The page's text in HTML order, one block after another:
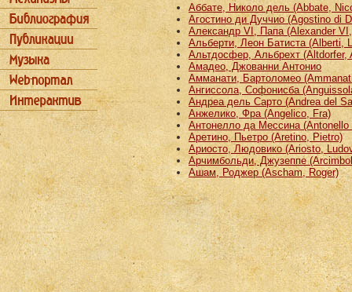
Аббате, Николо дель (Abbate,
Агостино ди Дуччио (Agostino di
Александр VI, Папа (Alexander
Альберти, Леон Батиста (Alberti,
Альтдосфер, Альбрехт (Altdorfer,
Амадео, Джованни Антонио
Амманати, Бартоломео
Ангиссола, Софонисба
Андреа дель Сарто (Andrea del
Анжелико, Фра (Angelico, Fra)
Антонелло да Мессина (Antonello
Аретино, Пьетро (Aretino, Pietro)
Ариосто, Людовико (Ariosto,
Арчимбольди, Джузеппе
Ашам, Роджер (Ascham, Roger)